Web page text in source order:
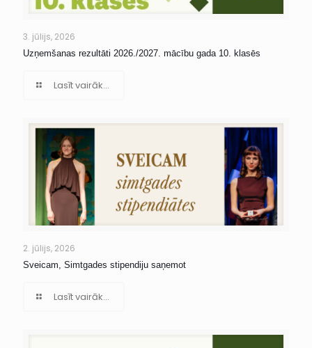
3. jūlijs, 2026
Uzņemšanas rezultāti 2026./2027. mācību gada 10. klasēs
Lasīt vairāk...
2. jūlijs, 2026
Sveicam, Simtgades stipendiju saņemot
Lasīt vairāk...